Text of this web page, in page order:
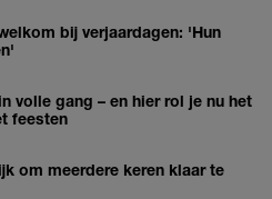
bij verjaardagen: 'Hun
volle gang – en hier rol je nu het
feesten
om meerdere keren klaar te